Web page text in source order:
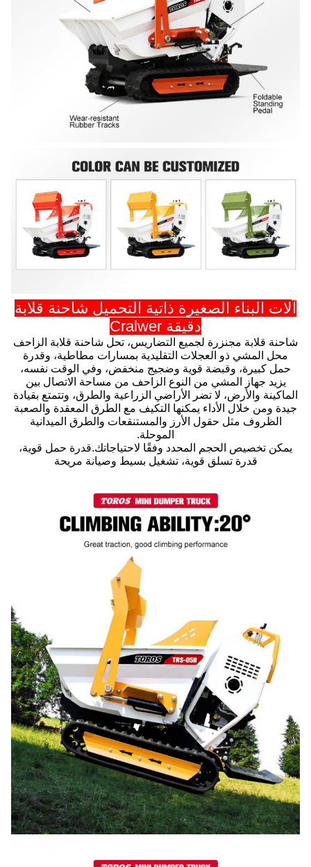
آلات البناء الصغيرة ذاتية التحميل شاحنة قلابة
دقيقة Cralwer
شاحنة قلابة مجنزرة لجميع التضاريس، تحل شاحنة قلابة الزاحف
محل المشي ذو العجلات التقليدية بمسارات مطاطية، وقدرة
حمل كبيرة، وقبضة قوية وضجيج منخفض، وفي الوقت نفسه،
يزيد جهاز المشي من النوع الزاحف من مساحة الاتصال بين
الماكينة والأرض، لا تضر الأراضي الزراعية والطرق، وتتمتع بقيادة
جيدة ومن خلال الأداء يمكنها التكيف مع الطرق المعقدة والصعبة
الظروف مثل حقول الأرز والمستنقعات والطرق الميدانية
الموحلة.
يمكن تخصيص الحجم المحدد وفقًا لاحتياجاتك.قدرة حمل قوية،
قدرة تسلق قوية، تشغيل بسيط وصيانة مريحة